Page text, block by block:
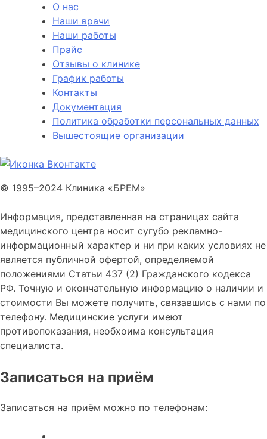
О нас
Наши врачи
Наши работы
Прайс
Отзывы о клинике
График работы
Контакты
Документация
Политика обработки персональных данных
Вышестоящие организации
© 1995–2024 Клиника «БРЕМ»
Информация, представленная на страницах сайта
медицинского центра носит сугубо рекламно-
информационный характер и ни при каких условиях не
является публичной офертой, определяемой
положениями Статьи 437 (2) Гражданского кодекса
РФ. Точную и окончательную информацию о наличии и
стоимости Вы можете получить, связавшись с нами по
телефону. Медицинские услуги имеют
противопоказания, необхоима консультация
специалиста.
Записаться на приём
Записаться на приём можно по телефонам: